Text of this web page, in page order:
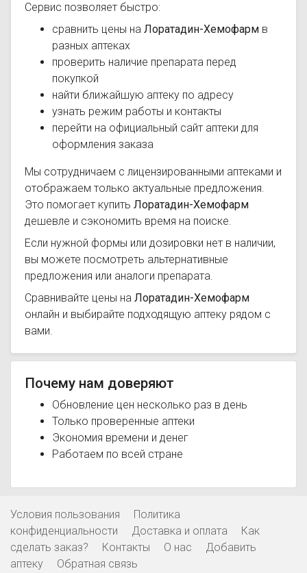
Сервис позволяет быстро:
сравнить цены на Лоратадин-Хемофарм в
разных аптеках
проверить наличие препарата перед
покупкой
найти ближайшую аптеку по адресу
узнать режим работы и контакты
перейти на официальный сайт аптеки для
оформления заказа
Мы сотрудничаем с лицензированными аптеками и
отображаем только актуальные предложения.
Это помогает купить Лоратадин-Хемофарм
дешевле и сэкономить время на поиске.
Если нужной формы или дозировки нет в наличии,
вы можете посмотреть альтернативные
предложения или аналоги препарата.
Сравнивайте цены на Лоратадин-Хемофарм
онлайн и выбирайте подходящую аптеку рядом с
вами.
Почему нам доверяют
Обновление цен несколько раз в день
Только проверенные аптеки
Экономия времени и денег
Работаем по всей стране
Условия пользования
Политика
конфиденциальности
Доставка и оплата
Как
сделать заказ?
Контакты О нас
Добавить
аптеку
Обратная связь